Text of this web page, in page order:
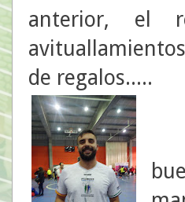
anterior, el
de regalos.....